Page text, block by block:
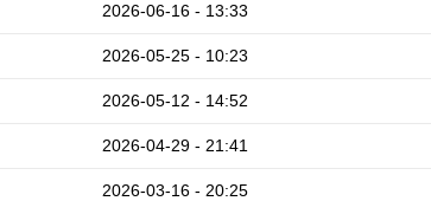
2026-06-16 - 13:33
2026-05-25 - 10:23
2026-05-12 - 14:52
2026-04-29 - 21:41
2026-03-16 - 20:25